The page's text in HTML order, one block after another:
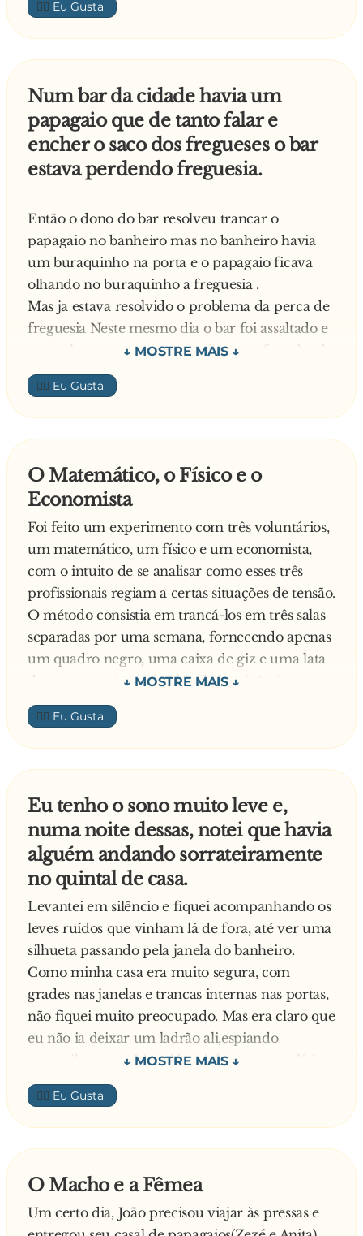
— Incrível! Nem te conto! Leva ela no banheiro
e experimenta!
Todo afobado, o amigo se tranca no banheiro
grito de dor.
— Puxa! - berra o outro. - Tinha esquecido de
dizer... a boca é um apontador!
👍🏼
Num bar da cidade havia um
papagaio que de tanto falar e
encher o saco dos fregueses o bar
estava perdendo freguesia.
Então o dono do bar resolveu trancar o
papagaio no banheiro mas no banheiro havia
um buraquinho na porta e o papagaio ficava
olhando no buraquinho a freguesia .
Mas ja estava resolvido o problema da perca de
freguesia Neste mesmo dia o bar foi assaltado e
os assaltantes estavam armados com faca dando
facada para la facada para cá sangue rolando
para la para ca e o papagaio só olhando no
buraquinho.
Final de briga e todos mortos e só o papagaio
apertada para ir no banheiro e da aquela mijada
ela entrou no bar rapidamente abriu aporta do
banheiro naquele aperto desceu a saia e foi logo
mijando depois que acabou de m**... o
papagaiou lhe disse:
— A briga foi feia hem olha só o tamanho do
rachadão
👍🏼
O Matemático, o Físico e o
Economista
Foi feito um experimento com três voluntários,
um matemático, um físico e um economista,
com o intuito de se analisar como esses três
profissionais regiam a certas situações de tensão.
O método consistia em trancá-los em três salas
separadas por uma semana, fornecendo apenas
um quadro negro, uma caixa de giz e uma lata
de conservas (sem abridor de latas). Após uma
semana, as salas foram abertas:
Na primeira sala, encontraram o matemático
quase morto, com o quadro negro cheio de
cálculos e a lata de conservas amassada e vazia,
Na segunda sala, encontraram o físico bastante
abatido, com o quadro negro ainda mais cheio
de cálculos e a lata de conservas aberta e vazia
com um só golpe.
Na terceira sala, encontraram o economista
morto, a lata de conservas fechada e intacta e o
quadro negro repleto de parágrafos, citações,
frases, gráficos, matrizes, modelos
econométricos, etc. Curiosos para saberem o
que ocorreu, os cientistas foram até o quadro
negro, onde lia-se: "...partindo-se do pressuposto
teórico da posse de um abridor de latas
👍🏼
Eu tenho o sono muito leve e,
numa noite dessas, notei que havia
alguém andando sorrateiramente
no quintal de casa.
Levantei em silêncio e fiquei acompanhando os
leves ruídos que vinham lá de fora, até ver uma
silhueta passando pela janela do banheiro.
Como minha casa era muito segura, com
grades nas janelas e trancas internas nas portas,
não fiquei muito preocupado. Mas era claro que
eu não ia deixar um ladrão ali,espiando
tranquilamente. Liguei baixinho para a polícia,
informei a situação e o meu endereço.
Perguntaram- me se o ladrão estava armado ou
se já estava no interior da casa. Esclareci que
não sabia e disseram-me que não havia
que iriam mandar alguém assim que fosse
possível. 5 minutos depois liguei de novo e disse
👍🏼
O Macho e a Fêmea
Um certo dia, João precisou viajar às pressas e